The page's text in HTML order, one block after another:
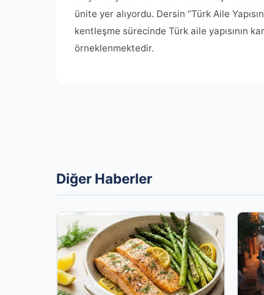
ünite yer alıyordu. Dersin “Türk Aile
kentleşme sürecinde Türk aile yapısının
örneklenmektedir.
Diğer Haberler